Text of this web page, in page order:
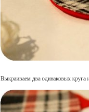
Выкраиваем два одинаковых круга